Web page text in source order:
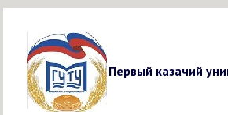
Первый казачий